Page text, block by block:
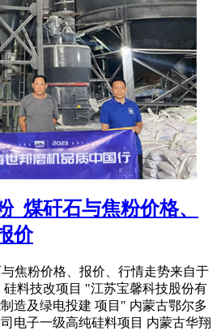
_煤矸石与焦粉价格、
价
焦粉价格、报价、行情走势来自于
硅料技改项目 "江苏宝馨科技股份有
造及绿电投建 项目" 内蒙古鄂尔多
电子一级高纯硅料项目 内蒙古华翔